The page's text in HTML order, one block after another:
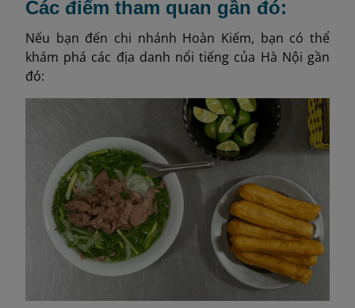
Các điểm tham quan gần đó:
Nếu bạn đến chi nhánh Hoàn Kiếm, bạn có thể
khám phá các địa danh nổi tiếng của Hà Nội gần
đó: